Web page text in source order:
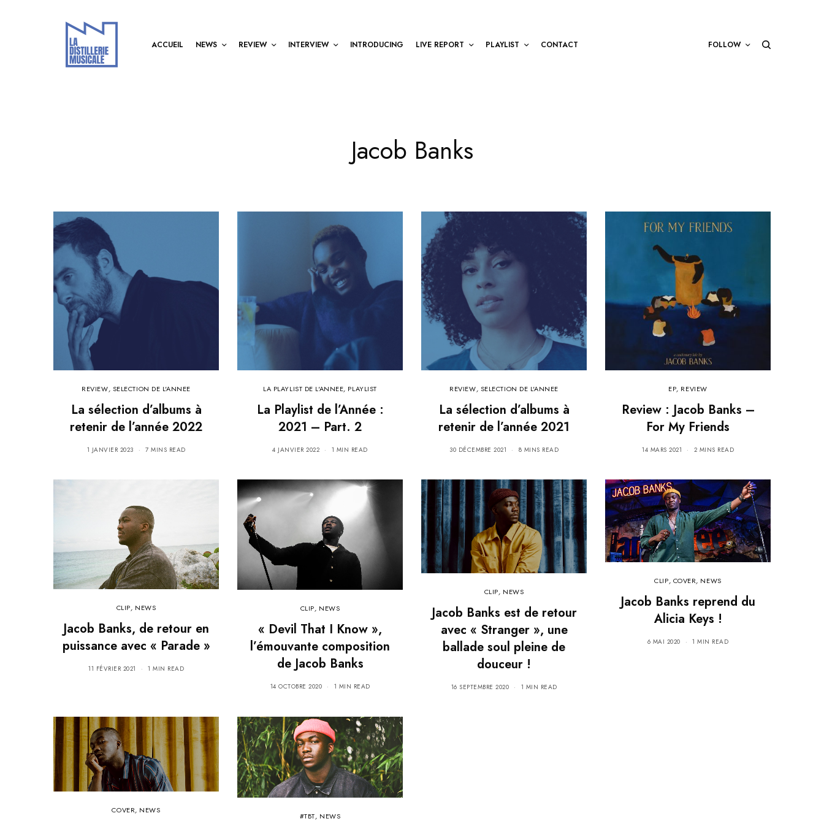
ACCUEIL NEWS REVIEW INTERVIEW INTRODUCING LIVE REPORT PLAYLIST CONTACT FOLLOW
Jacob Banks
REVIEW, SELECTION DE L'ANNEE
La sélection d’albums à
retenir de l’année 2022
1 JANVIER 2023 7 MINS READ
LA PLAYLIST DE L'ANNEE, PLAYLIST
La Playlist de l’Année :
2021 – Part. 2
4 JANVIER 2022 1 MIN READ
REVIEW, SELECTION DE L'ANNEE
La sélection d’albums à
retenir de l’année 2021
30 DÉCEMBRE 2021 8 MINS READ
EP, REVIEW
Review : Jacob Banks –
For My Friends
14 MARS 2021 2 MINS READ
CLIP, NEWS
Jacob Banks, de retour en
puissance avec « Parade »
11 FÉVRIER 2021 1 MIN READ
CLIP, NEWS
« Devil That I Know »,
l’émouvante composition
de Jacob Banks
14 OCTOBRE 2020 1 MIN READ
CLIP, NEWS
Jacob Banks est de retour
avec « Stranger », une
ballade soul pleine de
douceur !
16 SEPTEMBRE 2020 1 MIN READ
CLIP, COVER, NEWS
Jacob Banks reprend du
Alicia Keys !
6 MAI 2020 1 MIN READ
COVER, NEWS
#TBT, NEWS